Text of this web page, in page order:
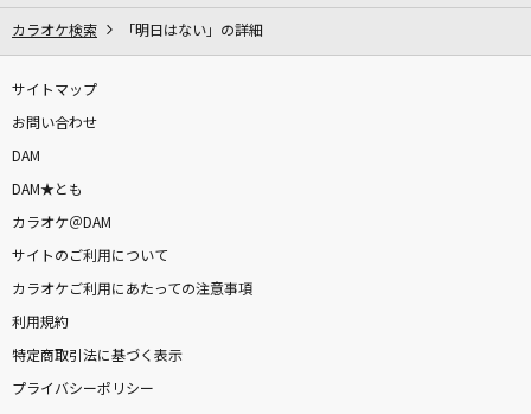
カラオケ検索 「明日はない」の詳細
サイトマップ
お問い合わせ
DAM
DAM★とも
カラオケ＠DAM
サイトのご利用について
カラオケご利用にあたっての注意事項
利用規約
特定商取引法に基づく表示
プライバシーポリシー